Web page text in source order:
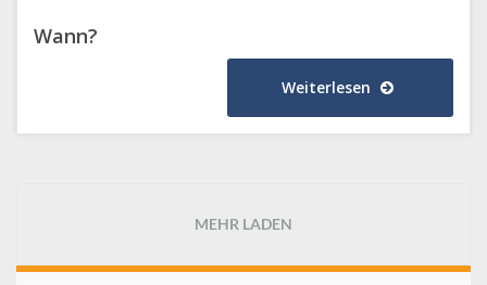
Wann?
Weiterlesen
MEHR LADEN